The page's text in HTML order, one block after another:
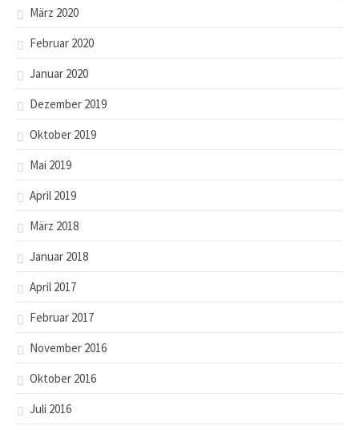
März 2020
Februar 2020
Januar 2020
Dezember 2019
Oktober 2019
Mai 2019
April 2019
März 2018
Januar 2018
April 2017
Februar 2017
November 2016
Oktober 2016
Juli 2016